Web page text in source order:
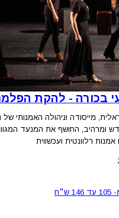
בכורה - להקת
ומרהיב, החושף את המנעד
רלוונטית ועכשווית
105 עד 146 ש״ח